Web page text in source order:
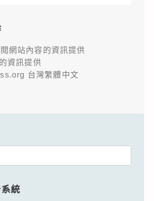
網站內容的資訊提供
資訊提供
台灣繁體中文
統